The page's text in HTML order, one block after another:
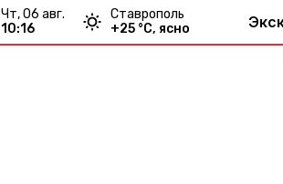
чт, 06 авг.
10:16
Ставрополь
+25 °С, ясно